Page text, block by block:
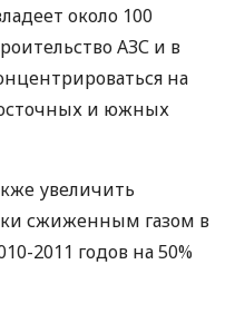
около 100
АЗС и в
на
и южных
увеличить
сжиженным газом в
2011 годов на 50%